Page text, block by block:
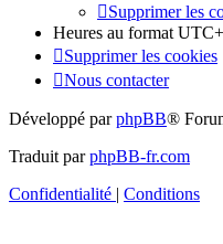
Supprimer les
Heures au format
Supprimer les cookies
Nous contacter
Développé parphpBB®
Traduit parphpBB-fr.com
Confidentialité | Conditions